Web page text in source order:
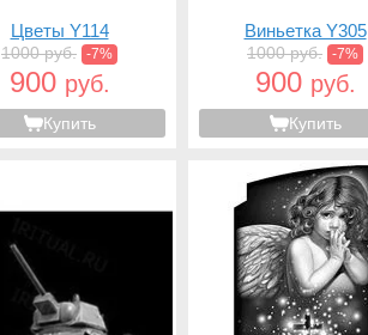
Цветы Y114
1000 руб. -7%
900 руб.
Купить
Виньетка Y305
1000 руб. -7%
900 руб.
Купить